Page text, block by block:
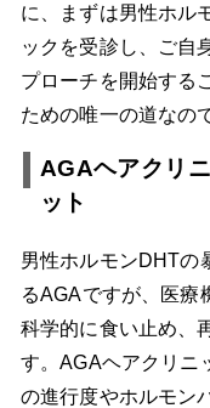
に、まずは男性ホル
ックを受診し、ご自
プローチを開始する
ための唯一の道なの
AGAヘアクリ
ット
男性ホルモンDHTの
るAGAですが、医療
科学的に食い止め、
す。AGAヘアクリニ
の進行度やホルモン